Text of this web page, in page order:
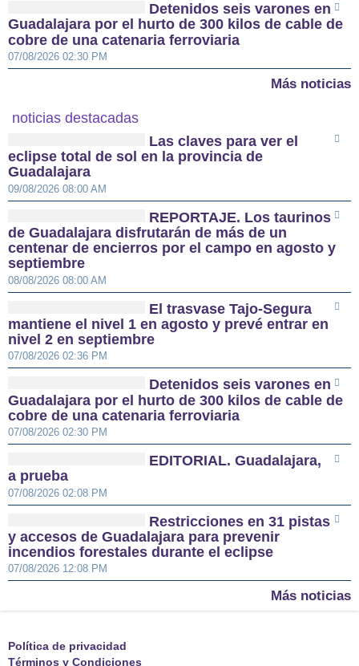
Detenidos seis varones en
Guadalajara por el hurto de 300 kilos de cable de
cobre de una catenaria ferroviaria
07/08/2026 02:30 PM
Más noticias
noticias destacadas
Las claves para ver el
eclipse total de sol en la provincia de
Guadalajara
09/08/2026 08:00 AM
REPORTAJE. Los taurinos
de Guadalajara disfrutarán de más de un
centenar de encierros por el campo en agosto y
septiembre
08/08/2026 08:00 AM
El trasvase Tajo-Segura
mantiene el nivel 1 en agosto y prevé entrar en
nivel 2 en septiembre
07/08/2026 02:36 PM
Detenidos seis varones en
Guadalajara por el hurto de 300 kilos de cable de
cobre de una catenaria ferroviaria
07/08/2026 02:30 PM
EDITORIAL. Guadalajara,
a prueba
07/08/2026 02:08 PM
Restricciones en 31 pistas
y accesos de Guadalajara para prevenir
incendios forestales durante el eclipse
07/08/2026 12:08 PM
Más noticias
Política de privacidad
Términos y Condiciones